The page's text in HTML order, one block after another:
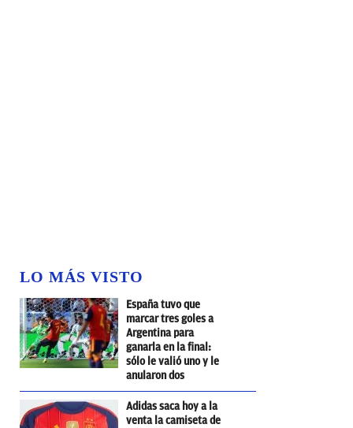
LO MÁS VISTO
España tuvo que
marcar tres goles a
Argentina para
ganarla en la final:
sólo le valió uno y le
anularon dos
Adidas saca hoy a la
venta la camiseta de